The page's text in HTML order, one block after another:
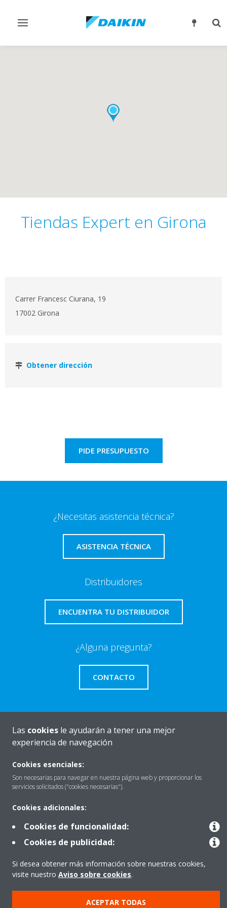
Alternar
Tiendas Expert en Girona
Carrer Francesc Ciurana, 19
17002 Girona
Obtener dirección
PIDE PRESUPUESTO
¿Necesitas asistencia técnica?
ASISTENCIA TÉCNICA
Distribuidores
ENCUENTRA TU DISTRIBUIDOR
¿Alguna pregunta?
CONTACTO
Quiénes somos
Destacados
Contactar con Daikin
Copyright © Daikin
Las cookies le ayudarán a tener una mejor
experiencia de navegación
Cookies esenciales:
Son necesarias para navegar en nuestra página web y proporcionar los
servicios solicitados ("cookies necesarias").
Cookies adicionales:
Cookies de funcionalidad:
Cookies de publicidad:
Si desea obtener más información sobre nuestras cookies,
visite nuestro Aviso sobre cookies.
ACEPTAR TODAS